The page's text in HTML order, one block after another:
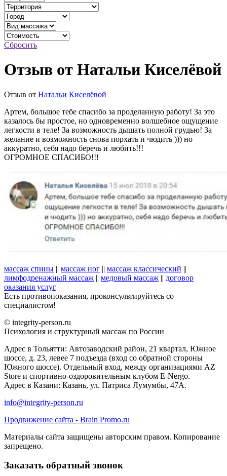
Сбросить
Отзыв от Натальи Киселёвой
Отзыв от Натальи Киселёвой
Артем, большое тебе спасибо за проделанную работу! За это
казалось бы простое, но одновременно волшебное ощущение
легкости в теле! За возможность дышать полной грудью! За
желание и возможность снова порхать и чюдить ))) но
аккуратно, себя надо беречь и любить!!!
ОГРОМНОЕ СПАСИБО!!!
массаж спины || массаж ног || массаж классический ||
лимфодренажный массаж || медовый массаж || договор
оказания услуг
Есть противопоказания, проконсультируйтесь со
специалистом!
© integrity-person.ru
Психология и структурный массаж по России
Адрес в Тольятти: Автозаводский район, 21 квартал, Южное
шоссе, д. 23, левее 7 подъезда (вход со обратной стороны
Южного шоссе). Отдельный вход, между организациями AZ
Store и спортивно-оздоровительным клубом E-Nergo.
Адрес в Казани: Казань, ул. Патриса Лумумбы, 47А.
info@integrity-person.ru
Продвижение сайта - Brain Promo.ru
Материалы сайта защищены авторским правом. Копирование
запрещено.
Заказать обратный звонок